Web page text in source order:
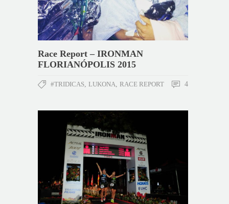
Race Report – IRONMAN
FLORIANÓPOLIS 2015
#TRIDICAS, LUKONA, RACE REPORT 4